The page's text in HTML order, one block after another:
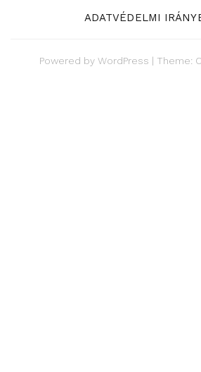
ADATVÉDELMI
Powered by WordPress | Theme: